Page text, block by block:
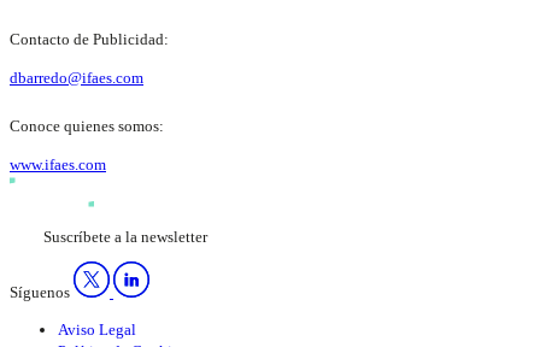
Contacto de Publicidad:
dbarredo@ifaes.com
Conoce quienes somos:
www.ifaes.com
Suscríbete a la newsletter
Síguenos
Aviso Legal